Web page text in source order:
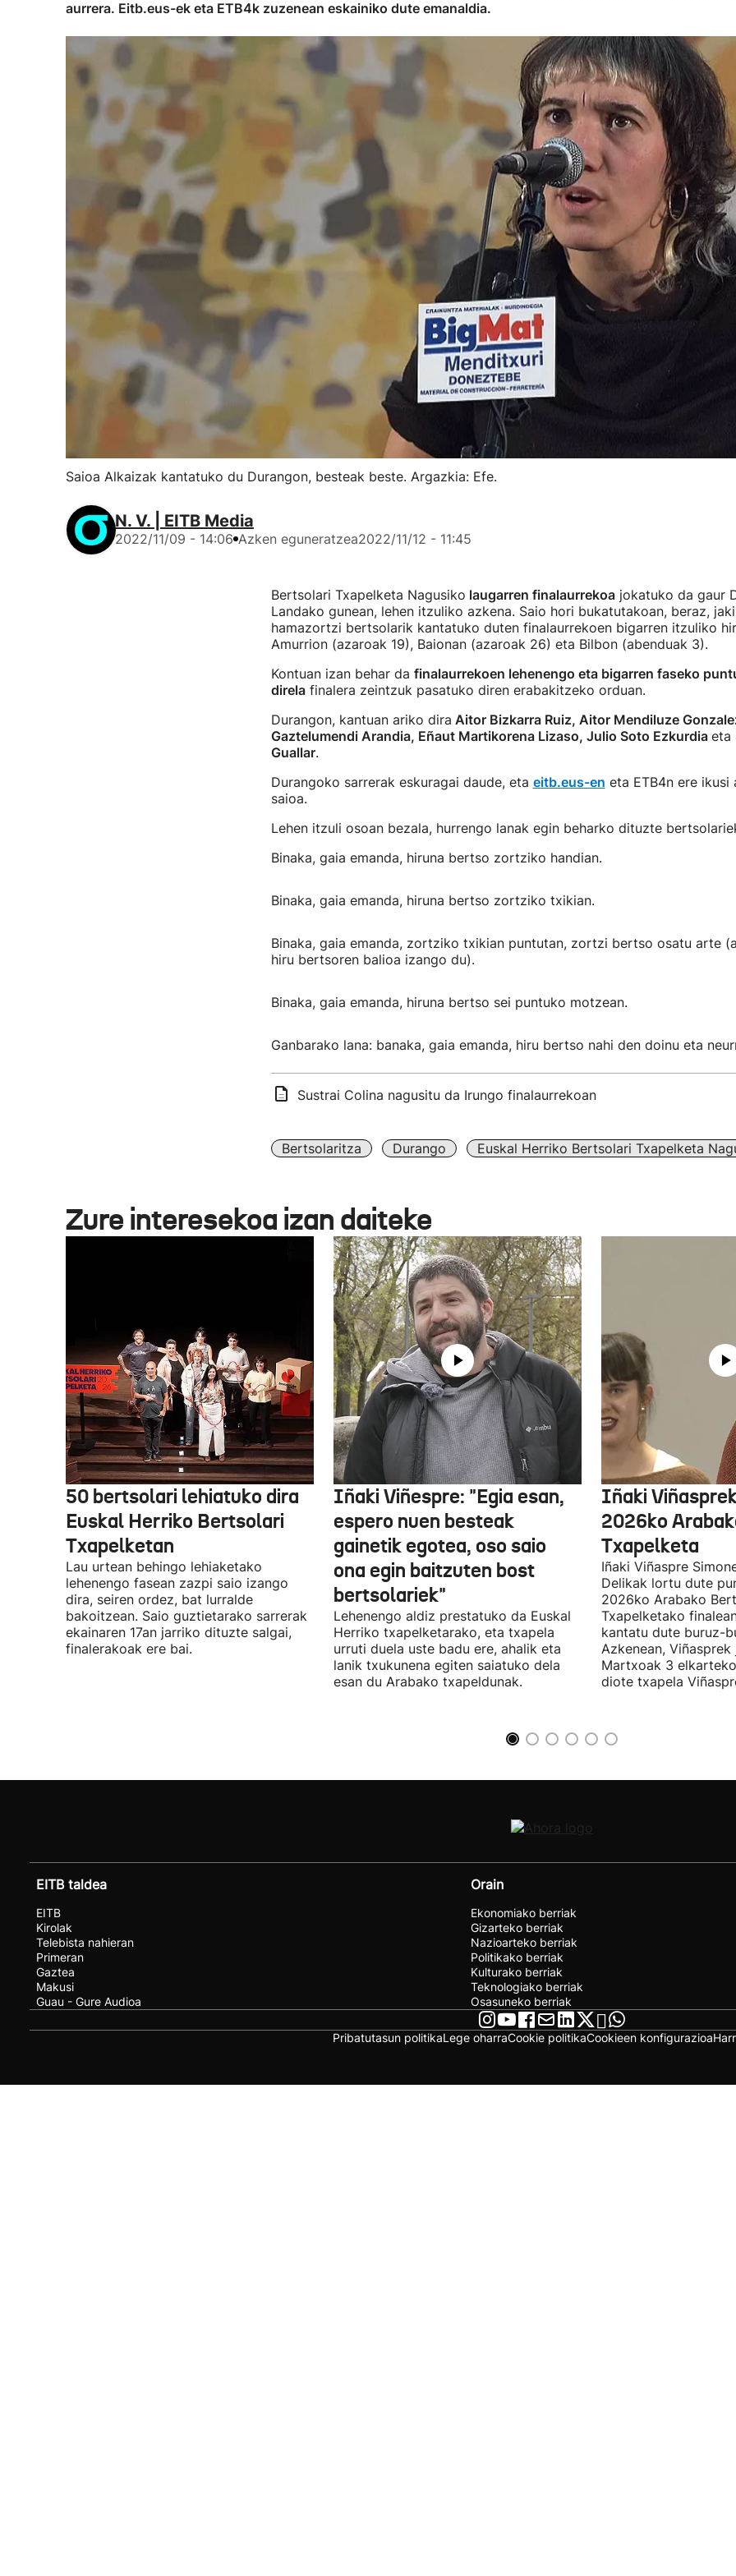
aurrera. Eitb.eus-ek eta ETB4k zuzenean eskainiko dute emanaldia.
Saioa Alkaizak kantatuko du Durangon, besteak beste. Argazkia: Efe.
N. V. | EITB Media
2022/11/09 - 14:06 Azken eguneratzea2022/11/12 - 11:45
Bertsolari Txapelketa Nagusiko laugarren finalaurrekoajokatuko da gaur
Landako gunean, lehen itzuliko azkena. Saio hori bukatutakoan, beraz,
hamazortzi bertsolarik kantatuko duten finalaurrekoen bigarren itzuliko
Amurrion (azaroak 19), Baionan (azaroak 26) eta Bilbon (abenduak 3).
Kontuan izan behar da finalaurrekoen lehenengo eta bigarren faseko
direlafinalera zeintzuk pasatuko diren erabakitzeko orduan.
Durangon, kantuan ariko dira Aitor Bizkarra Ruiz, Aitor Mendiluze
Gaztelumendi Arandia, Eñaut Martikorena Lizaso, Julio Soto Ezkurdia eta
Guallar.
Durangoko sarrerak eskuragai daude, eta eitb.eus-en eta ETB4n ere ikusi
saioa.
Lehen itzuli osoan bezala, hurrengo lanak egin beharko dituzte
Binaka, gaia emanda, hiruna bertso zortziko handian.
Binaka, gaia emanda, hiruna bertso zortziko txikian.
Binaka, gaia emanda, zortziko txikian puntutan, zortzi bertso osatu arte
hiru bertsoren balioa izango du).
Binaka, gaia emanda, hiruna bertso sei puntuko motzean.
Ganbarako lana: banaka, gaia emanda, hiru bertso nahi den doinu eta
Sustrai Colina nagusitu da Irungo finalaurrekoan
Bertsolaritza Durango Euskal Herriko Bertsolari Txapelketa
Zure interesekoa izan daiteke
50 bertsolari lehiatuko dira
Euskal Herriko Bertsolari
Txapelketan
Lau urtean behingo lehiaketako
lehenengo fasean zazpi saio izango
dira, seiren ordez, bat lurralde
bakoitzean. Saio guztietarako sarrerak
ekainaren 17an jarriko dituzte salgai,
finalerakoak ere bai.
Iñaki Viñespre: "Egia esan,
espero nuen besteak
gainetik egotea, oso saio
ona egin baitzuten bost
bertsolariek"
Lehenengo aldiz prestatuko da Euskal
Herriko txapelketarako, eta txapela
urruti duela uste badu ere, ahalik eta
lanik txukunena egiten saiatuko dela
esan du Arabako txapeldunak.
Iñaki
2026ko
Txapelketa
Iñaki Viñaspre
Delikak lortu dute
2026ko Arabako
Txapelketako
kantatu dute buruz-
Azkenean,
Martxoak 3
diote txapela
EITB taldea
EITB
Kirolak
Telebista nahieran
Primeran
Gaztea
Makusi
Guau - Gure Audioa
Orain
Ekonomiako berriak
Gizarteko berriak
Nazioarteko berriak
Politikako berriak
Kulturako berriak
Teknologiako berriak
Osasuneko berriak
Pribatutasun politikaLege oharraCookie politikaCookieen konfigurazioa